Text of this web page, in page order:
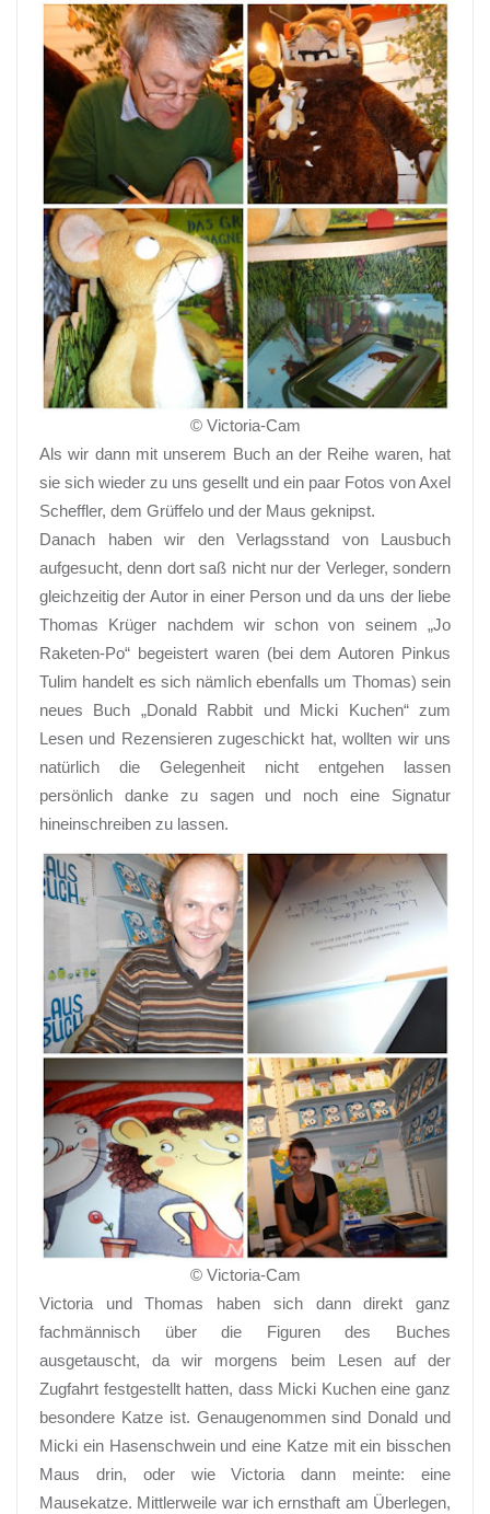
© Victoria-Cam
Als wir dann mit unserem Buch an der Reihe waren, hat
sie sich wieder zu uns gesellt und ein paar Fotos von Axel
Scheffler, dem Grüffelo und der Maus geknipst.
Danach haben wir den Verlagsstand von Lausbuch
aufgesucht, denn dort saß nicht nur der Verleger, sondern
gleichzeitig der Autor in einer Person und da uns der liebe
Thomas Krüger nachdem wir schon von seinem „Jo
Raketen-Po“ begeistert waren (bei dem Autoren Pinkus
Tulim handelt es sich nämlich ebenfalls um Thomas) sein
neues Buch „Donald Rabbit und Micki Kuchen“ zum
Lesen und Rezensieren zugeschickt hat, wollten wir uns
natürlich die Gelegenheit nicht entgehen lassen
persönlich danke zu sagen und noch eine Signatur
hineinschreiben zu lassen.
© Victoria-Cam
Victoria und Thomas haben sich dann direkt ganz
fachmännisch über die Figuren des Buches
ausgetauscht, da wir morgens beim Lesen auf der
Zugfahrt festgestellt hatten, dass Micki Kuchen eine ganz
besondere Katze ist. Genaugenommen sind Donald und
Micki ein Hasenschwein und eine Katze mit ein bisschen
Maus drin, oder wie Victoria dann meinte: eine
Mausekatze. Mittlerweile war ich ernsthaft am Überlegen,